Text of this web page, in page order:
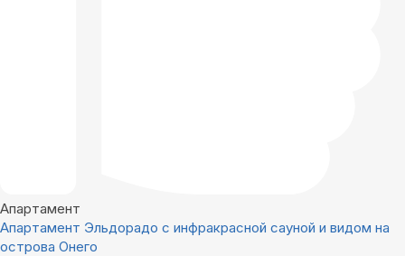
Апартамент
Апартамент Эльдорадо с инфракрасной сауной и видом на
острова Онего